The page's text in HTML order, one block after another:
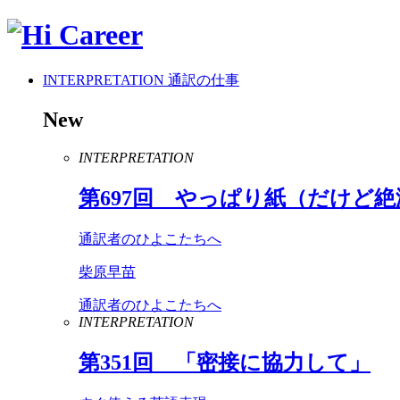
INTERPRETATION 通訳の仕事
New
INTERPRETATION
第697回 やっぱり紙（だけど絶
通訳者のひよこたちへ
柴原早苗
通訳者のひよこたちへ
INTERPRETATION
第351回 「密接に協力して」